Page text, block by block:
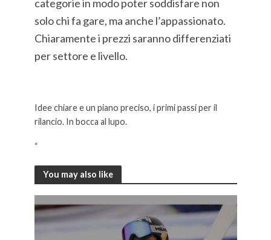
categorie in modo poter soddisfare non
solo chi fa gare, ma anche l’appassionato.
Chiaramente i prezzi saranno differenziati
per settore e livello.
Idee chiare e un piano preciso, i primi passi per il
rilancio. In bocca al lupo.
“
You may also like